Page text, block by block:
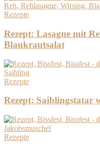
Rezepte
Rezept: Lasagne mit
Blaukrautsalat
Rezepte
Rezept: Saiblingstatar
Rezepte